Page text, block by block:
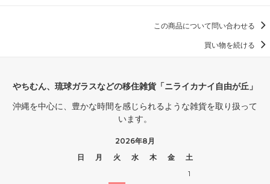
この商品について問い合わせる
買い物を続ける
やちむん、琉球ガラスなどの移住雑貨「ニライカナイ自由が丘」
沖縄を中心に、豊かな時間を感じられるような雑貨を取り扱って
います。
2026年8月
日
月 火 水 木 金
土
1